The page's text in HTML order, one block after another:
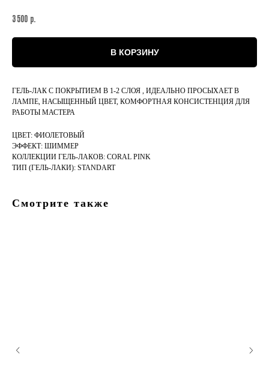
3 500 р.
В КОРЗИНУ
ГЕЛЬ-ЛАК С ПОКРЫТИЕМ В 1-2 СЛОЯ , ИДЕАЛЬНО ПРОСЫХАЕТ В
ЛАМПЕ, НАСЫЩЕННЫЙ ЦВЕТ, КОМФОРТНАЯ КОНСИСТЕНЦИЯ ДЛЯ
РАБОТЫ МАСТЕРА
ЦВЕТ: ФИОЛЕТОВЫЙ
ЭФФЕКТ: ШИММЕР
КОЛЛЕКЦИИ ГЕЛЬ-ЛАКОВ: CORAL PINK
ТИП (ГЕЛЬ-ЛАКИ): STANDART
Смотрите также